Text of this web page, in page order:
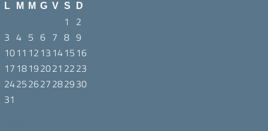
L M M G V S D
1
2
3 4 5 6 7 8 9
1011 12 13 1415 16
17 18192021 2223
24252627282930
31